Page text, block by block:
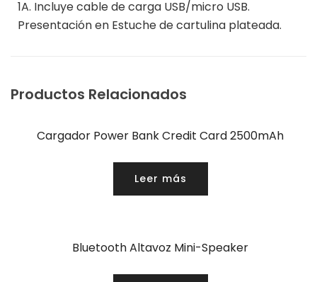
1A. Incluye cable de carga USB/micro USB.
Presentación en Estuche de cartulina plateada.
Productos Relacionados
Cargador Power Bank Credit Card 2500mAh
Leer más
Bluetooth Altavoz Mini-Speaker